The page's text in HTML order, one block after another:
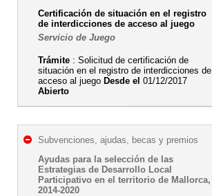
Certificación de situación en el registro
de interdicciones de acceso al juego
Servicio de Juego
Trámite : Solicitud de certificación de
situación en el registro de interdicciones de
acceso al juego Desde el 01/12/2017
Abierto
Subvenciones, ajudas, becas y premios
Ayudas para la selección de las
Estrategias de Desarrollo Local
Participativo en el territorio de Mallorca,
2014-2020